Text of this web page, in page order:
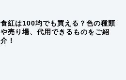
食紅は100均でも買える？色の種類
や売り場、代用できるものをご紹
介！